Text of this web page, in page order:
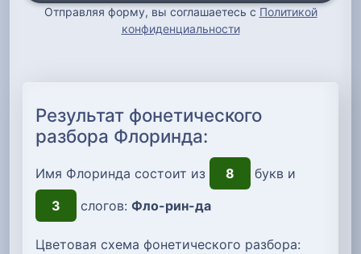
Отправляя форму, вы соглашаетесь с Политикой
конфиденциальности
Результат фонетического
разбора Флоринда:
Имя Флоринда состоит из 8
букв и
3
слогов: Фло-рин-да
Цветовая схема фонетического разбора: